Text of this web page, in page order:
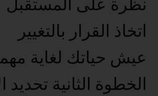
نظرة على المستقبل
اتخاذ القرار بالتغيير
عيش حياتك لغاية
الخطوة الثانية تحديد